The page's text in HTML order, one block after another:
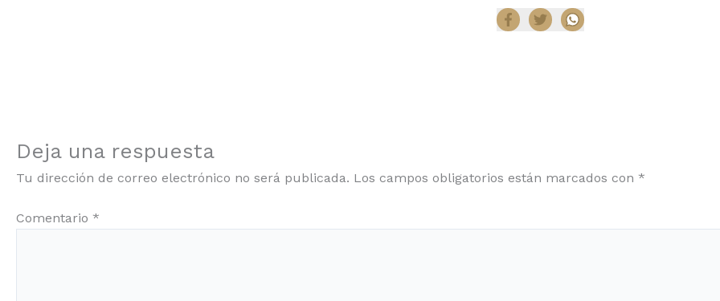
Deja una respuesta
Tu dirección de correo electrónico no será publicada. Los campos obligatorios están marcados con *
Comentario *